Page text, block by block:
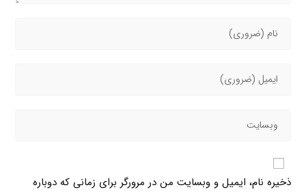
ذخیره نام، ایمیل و وبسایت من در مرورگر برای زمانی که دوباره